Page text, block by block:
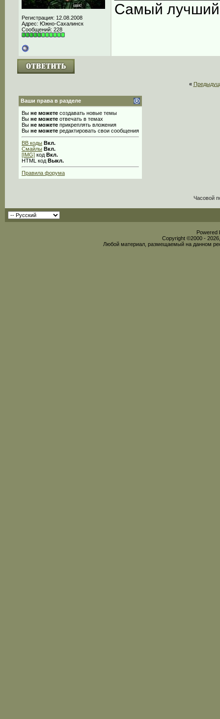
Регистрация: 12.08.2008
Адрес: Южно-Сахалинск
Сообщений: 228
Самый лучший
«
Ваши права в разделе
Вы не можете создавать новые темы
Вы не можете отвечать в темах
Вы не можете прикреплять вложения
Вы не можете редактировать свои сообщения
BB коды Вкл.
Смайлы Вкл.
[IMG] код Вкл.
HTML код Выкл.
Правила форума
Часовой
Powered
Copyright ©2000 -
Любой материал, размещаемый на данном